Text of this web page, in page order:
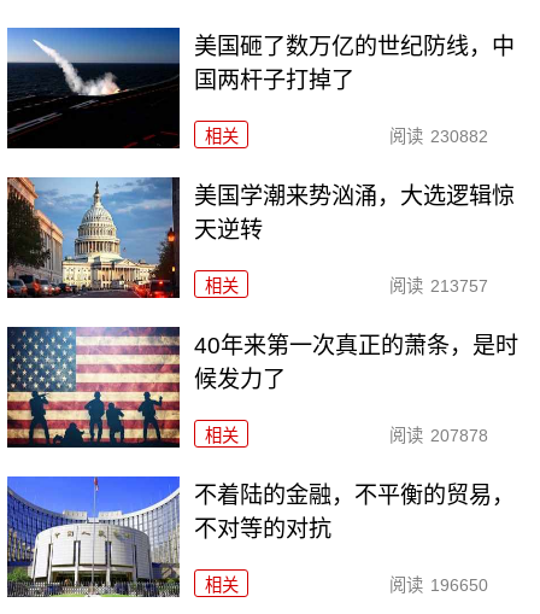
美国砸了数万亿的世纪防线，中
国两杆子打掉了
相关 阅读 230882
美国学潮来势汹涌，大选逻辑惊
天逆转
相关 阅读 213757
40年来第一次真正的萧条，是时
候发力了
相关 阅读 207878
不着陆的金融，不平衡的贸易，
不对等的对抗
相关 阅读 196650